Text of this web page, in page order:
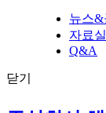
뉴스&
자료실
Q&A
닫기